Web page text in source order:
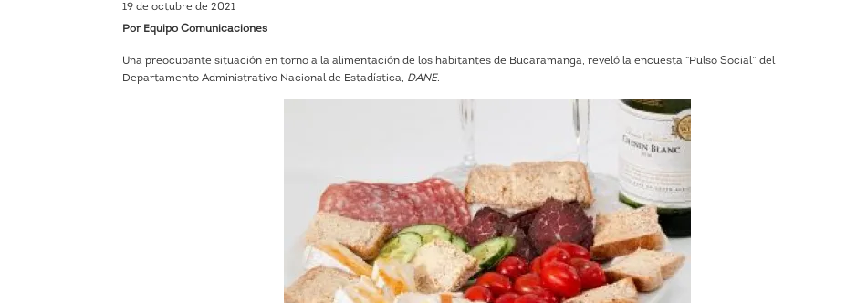
19 de octubre de 2021
Por Equipo Comunicaciones
Una preocupante situación en torno a la alimentación de los habitantes de Bucaramanga, reveló la encuesta “Pulso Social” del
Departamento Administrativo Nacional de Estadística, DANE.